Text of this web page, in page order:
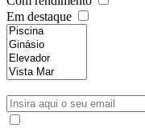
Em destaque